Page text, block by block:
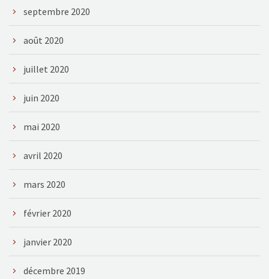
septembre 2020
août 2020
juillet 2020
juin 2020
mai 2020
avril 2020
mars 2020
février 2020
janvier 2020
décembre 2019